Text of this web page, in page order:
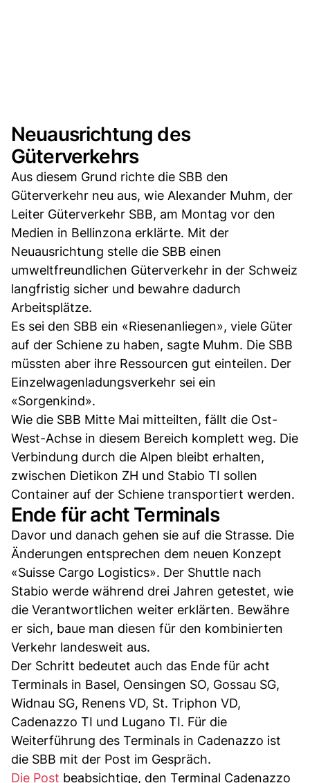
Neuausrichtung des
Güterverkehrs
Aus diesem Grund richte die SBB den
Güterverkehr neu aus, wie Alexander Muhm, der
Leiter Güterverkehr SBB, am Montag vor den
Medien in Bellinzona erklärte. Mit der
Neuausrichtung stelle die SBB einen
umweltfreundlichen Güterverkehr in der Schweiz
langfristig sicher und bewahre dadurch
Arbeitsplätze.
Es sei den SBB ein «Riesenanliegen», viele Güter
auf der Schiene zu haben, sagte Muhm. Die SBB
müssten aber ihre Ressourcen gut einteilen. Der
Einzelwagenladungsverkehr sei ein
«Sorgenkind».
Wie die SBB Mitte Mai mitteilten, fällt die Ost-
West-Achse in diesem Bereich komplett weg. Die
Verbindung durch die Alpen bleibt erhalten,
zwischen Dietikon ZH und Stabio TI sollen
Container auf der Schiene transportiert werden.
Ende für acht Terminals
Davor und danach gehen sie auf die Strasse. Die
Änderungen entsprechen dem neuen Konzept
«Suisse Cargo Logistics». Der Shuttle nach
Stabio werde während drei Jahren getestet, wie
die Verantwortlichen weiter erklärten. Bewähre
er sich, baue man diesen für den kombinierten
Verkehr landesweit aus.
Der Schritt bedeutet auch das Ende für acht
Terminals in Basel, Oensingen SO, Gossau SG,
Widnau SG, Renens VD, St. Triphon VD,
Cadenazzo TI und Lugano TI. Für die
Weiterführung des Terminals in Cadenazzo ist
die SBB mit der Post im Gespräch.
Die Post beabsichtige, den Terminal Cadenazzo